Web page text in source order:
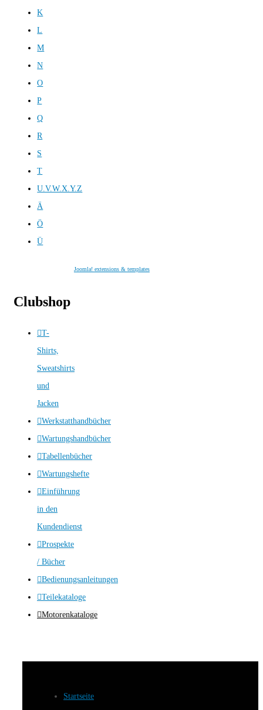
K
L
M
N
O
P
Q
R
S
T
U.V.W.X.Y.Z
Ä
Ö
Ü
Joomla! extensions & templates
Clubshop
T-
Shirts,
Sweatshirts
und
Jacken
Werkstatthandbücher
Wartungshandbücher
Tabellenbücher
Wartungshefte
Einführung
in den
Kundendienst
Prospekte
/ Bücher
Bedienungsanleitungen
Teilekataloge
Motorenkataloge
Startseite